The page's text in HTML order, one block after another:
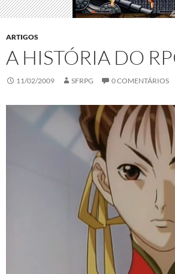
ARTIGOS
A HISTÓRIA DO
11/02/2009 SFRPG 0 COMENTÁRIOS